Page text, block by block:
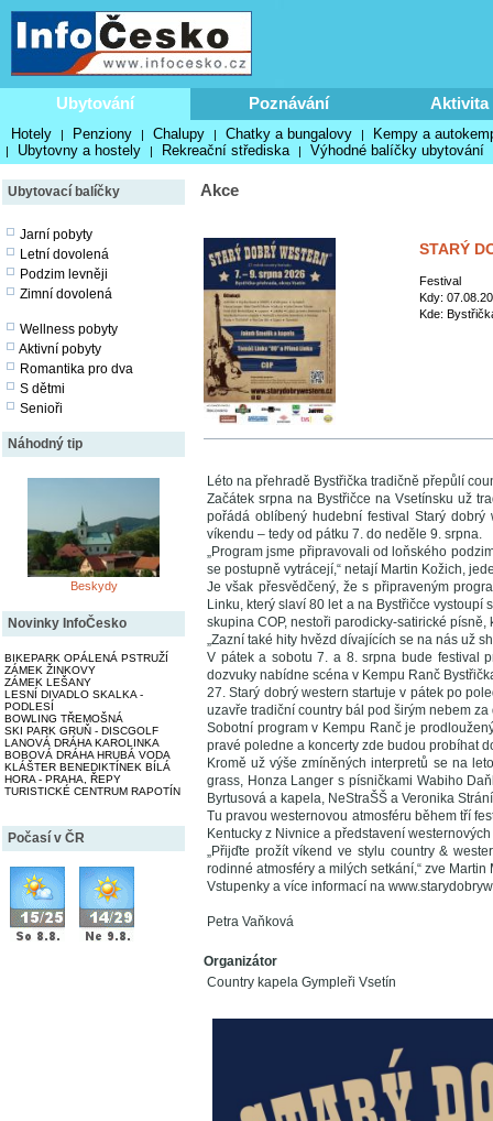
Ubytování Poznávání Aktivita
Hotely | Penziony | Chalupy | Chatky a bungalovy | Kempy a
| Ubytovny a hostely | Rekreační střediska | Výhodné balíčky ubytování
Ubytovací balíčky
Jarní pobyty
Letní dovolená
Podzim levněji
Zimní dovolená
Wellness pobyty
Aktivní pobyty
Romantika pro dva
S dětmi
Senioři
Náhodný tip
Beskydy
Novinky InfoČesko
BIKEPARK OPÁLENÁ PSTRUŽÍ
ZÁMEK ŽINKOVY
ZÁMEK LEŠANY
LESNÍ DIVADLO SKALKA -
PODLESÍ
BOWLING TŘEMOŠNÁ
SKI PARK GRUŇ - DISCGOLF
LANOVÁ DRÁHA KAROLINKA
BOBOVÁ DRÁHA HRUBÁ VODA
KLÁŠTER BENEDIKTÍNEK BÍLÁ
HORA - PRAHA, ŘEPY
TURISTICKÉ CENTRUM RAPOTÍN
Počasí v ČR
Akce
STARÝ
Festival
Kdy:
Kde:
Léto na přehradě Bystřička tradičně přepůlí
Začátek srpna na Bystřičce na Vsetínsku už
pořádá oblíbený hudební festival Starý
víkendu – tedy od pátku 7. do neděle 9. srpna.
„Program jsme připravovali od loňského
se postupně vytrácejí,“ netají Martin Kožich,
Je však přesvědčený, že s připraveným
Linku, který slaví 80 let a na Bystřičce
skupina COP, nestoři parodicky-satirické
„Zazní také hity hvězd dívajících se na nás už
V pátek a sobotu 7. a 8. srpna bude festival
dozvuky nabídne scéna v Kempu Ranč
27. Starý dobrý western startuje v pátek po
uzavře tradiční country bál pod širým nebem
Sobotní program v Kempu Ranč je
pravé poledne a koncerty zde budou probíhat
Kromě už výše zmíněných interpretů se na
grass, Honza Langer s písničkami Wabiho
Byrtusová a kapela, NeStraŠŠ a Veronika
Tu pravou westernovou atmosféru během tří
Kentucky z Nivnice a představení
„Přijďte prožít víkend ve stylu country &
rodinné atmosféry a milých setkání,“ zve
Vstupenky a více informací na
Petra Vaňková
Organizátor
Country kapela Gympleři Vsetín